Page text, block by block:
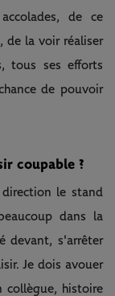
de ce
de la voir réaliser
tous ses efforts
de pouvoir
coupable ?
direction le stand
dans la
devant, s'arrêter
Je dois avouer
collègue, histoire